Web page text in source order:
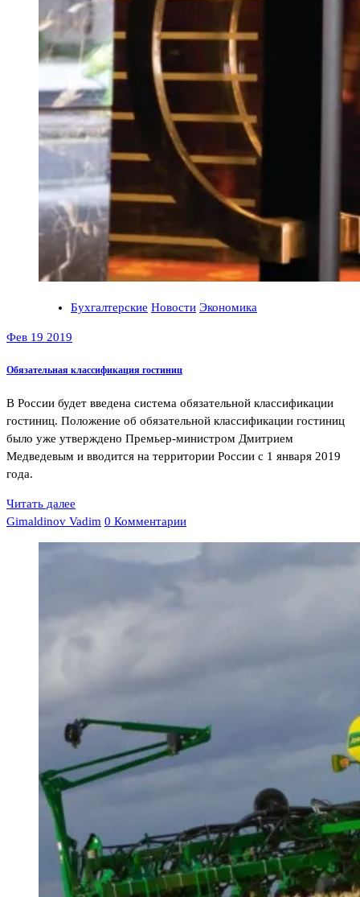
Бухгалтерские Новости Экономика
Фев 19 2019
Обязательная классификация гостиниц
В России будет введена система обязательной классификации
гостиниц. Положение об обязательной классификации гостиниц
было уже утверждено Премьер-министром Дмитрием
Медведевым и вводится на территории России с 1 января 2019
года.
Читать далее
Gimaldinov Vadim 0 Комментарии